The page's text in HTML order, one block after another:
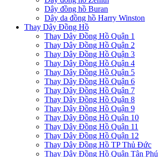
Dây đồng hồ Buran
Dây da đồng hồ Harry Winston
Thay Dây Đồng Hồ
Thay Dây Đồng Hồ Quận 1
Thay Dây Đồng Hồ Quận 2
Thay Dây Đồng Hồ Quận 3
Thay Dây Đồng Hồ Quận 4
Thay Dây Đồng Hồ Quận 5
Thay Dây Đồng Hồ Quận 6
Thay Dây Đồng Hồ Quận 7
Thay Dây Đồng Hồ Quận 8
Thay Dây Đồng Hồ Quận 9
Thay Dây Đồng Hồ Quận 10
Thay Dây Đồng Hồ Quận 11
Thay Dây Đồng Hồ Quận 12
Thay Dây Đồng Hồ TP Thủ Đức
Thay Dây Đồng Hồ Quận Tân Phú